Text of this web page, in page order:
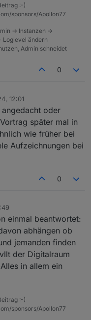
gutes Omen für das
:-)
sponsors/Apollon77
-> Instanzen ->
Loglevel ändern
Admin schneidet
0
12:01
oder
später mal in
wie früher bei
Aufzeichnungen bei
0
einmal beantwortet:
abhängen ob
jemanden finden
der Digitalraum
in allem ein
:-)
sponsors/Apollon77